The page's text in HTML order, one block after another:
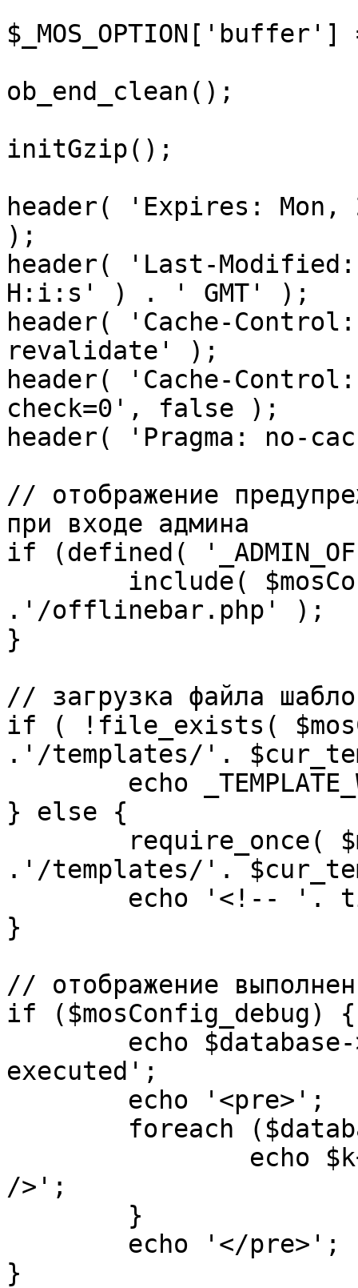
ob_end_clean();
initGzip();
header( 'Expires: Mon,
);
header( 'Last-
H:i:s' ) . ' GMT' );
header( 'Cache-
revalidate' );
header( 'Cache-
check=0', false );
header( 'Pragma: no-
// отображение
при входе админа
if (defined(
.'/offlinebar.php' );
}
// загрузка файла
if ( !file_exists(
.'/templates/'.
} else {
.'/templates/'.
}
// отображение
if ($mosConfig_debug) {
executed';
/>';
}